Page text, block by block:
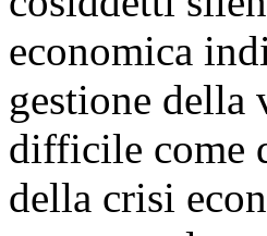
economica
gestione della
difficile come
della crisi